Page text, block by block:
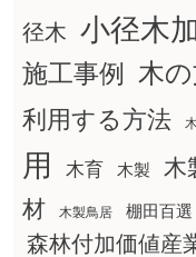
径木 小径木
施工事例
木
利用する方法
用
木育 木製 木
材
木製鳥居 棚田百
森林付加価値産